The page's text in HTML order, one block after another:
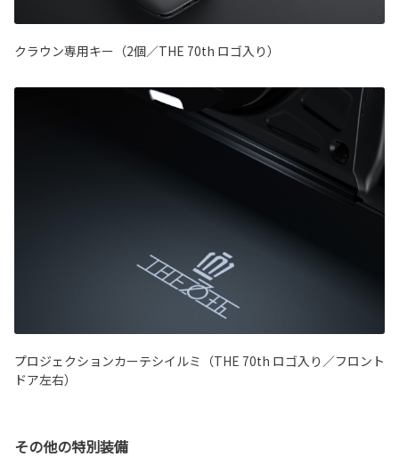
クラウン専用キー（2個／THE 70th ロゴ入り）
プロジェクションカーテシイルミ（THE 70th ロゴ入り／フロント
ドア左右）
その他の特別装備